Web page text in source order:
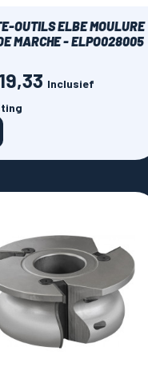
OUTILS ELBE MOULURE
MARCHE - ELPO028005
Inclusief